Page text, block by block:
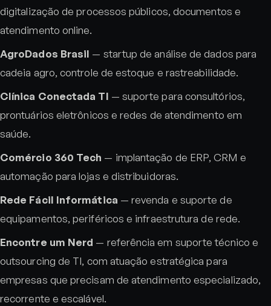
digitalização de processos públicos, documentos e
atendimento online.
AgroDados Brasil — startup de análise de dados para
cadeia agro, controle de estoque e rastreabilidade.
Clínica Conectada TI — suporte para consultórios,
prontuários eletrônicos e redes de atendimento em
saúde.
Comércio 360 Tech — implantação de ERP, CRM e
automação para lojas e distribuidoras.
Rede Fácil Informática — revenda e suporte de
equipamentos, periféricos e infraestrutura de rede.
Encontre um Nerd — referência em suporte técnico e
outsourcing de TI, com atuação estratégica para
empresas que precisam de atendimento especializado,
recorrente e escalável.